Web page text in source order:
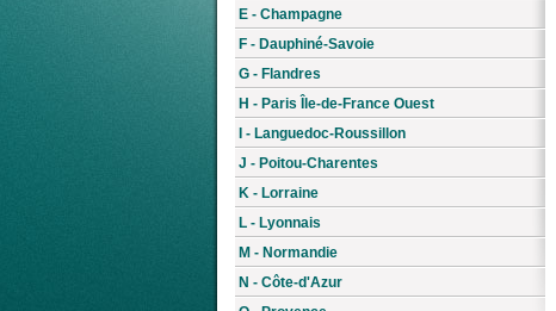
E - Champagne
F - Dauphiné-Savoie
G - Flandres
H - Paris Île-de-France Ouest
I - Languedoc-Roussillon
J - Poitou-Charentes
K - Lorraine
L - Lyonnais
M - Normandie
N - Côte-d'Azur